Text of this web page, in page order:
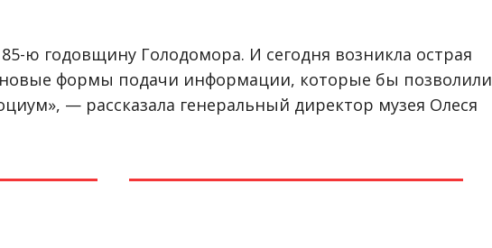
ю годовщину Голодомора. И сегодня возникла острая
формы подачи информации, которые бы позволили
— рассказала генеральный директор музея Олеся